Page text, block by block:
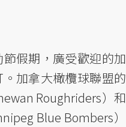
假期，廣受歡迎的加
加拿大橄欖球聯盟的
Roughriders）和
Blue Bombers）